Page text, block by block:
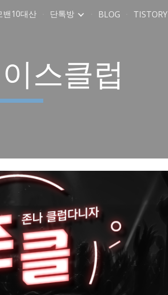
Skip to navigation
밴10대산 단톡방 BLOG TISTORY
스클럽